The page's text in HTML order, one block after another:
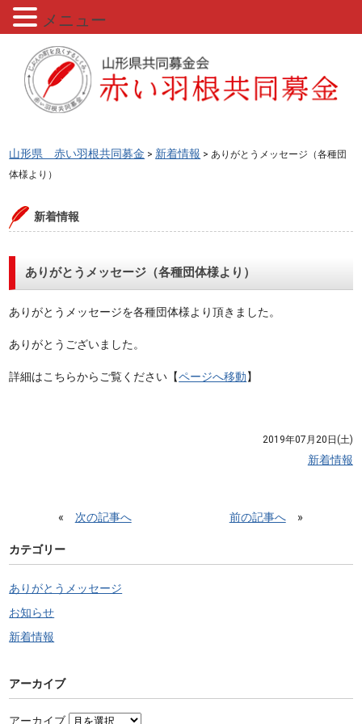
山形県 赤い羽根共同募金 > 新着情報 > ありがとうメッセージ（各種団
体様より）
新着情報
カテゴリー
ありがとうメッセージ
お知らせ
新着情報
アーカイブ
アーカイブ
ありがとうメッセージ（各種団体様より）
ありがとうメッセージを各種団体様より頂きました。
ありがとうございました。
詳細はこちらからご覧ください【ページへ移動】
2019年07月20日(土)
新着情報
« 次の記事へ 前の記事へ»
メニュー